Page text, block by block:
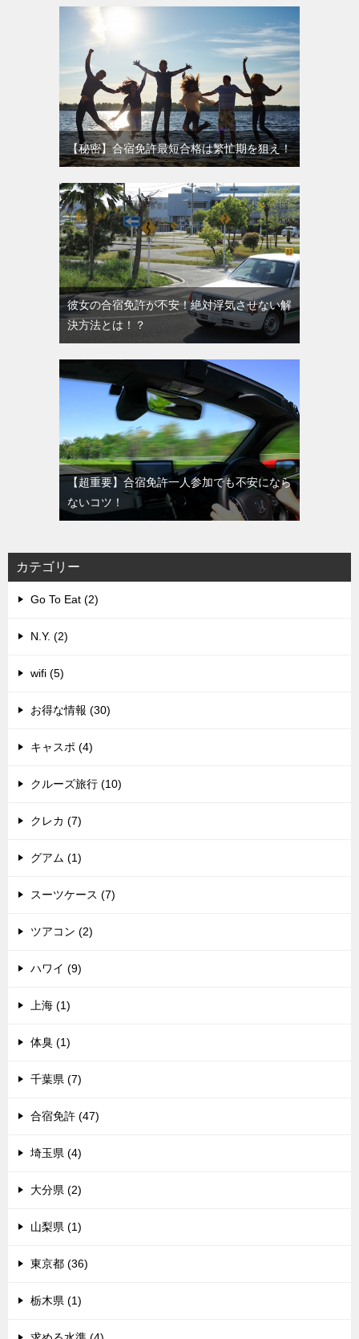
【秘密】合宿免許最短合格は繁忙期を狙え！
彼女の合宿免許が不安！絶対浮気させない解
決方法とは！？
【超重要】合宿免許一人参加でも不安になら
ないコツ！
カテゴリー
Go To Eat (2)
N.Y. (2)
wifi (5)
お得な情報 (30)
キャスポ (4)
クルーズ旅行 (10)
クレカ (7)
グアム (1)
スーツケース (7)
ツアコン (2)
ハワイ (9)
上海 (1)
体臭 (1)
千葉県 (7)
合宿免許 (47)
埼玉県 (4)
大分県 (2)
山梨県 (1)
東京都 (36)
栃木県 (1)